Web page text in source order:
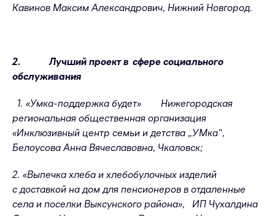
Кавинов Максим Александрович, Нижний Новгород.
2. Лучший проект в сфере социального
обслуживания
1. «Умка-поддержка будет» Нижегородская
региональная общественная организация
«Инклюзивный центр семьи и детства „УМка“,
Белоусова Анна Вячеславовна, Чкаловск;
2. «Выпечка хлеба и хлебобулочных изделий
с доставкой на дом для пенсионеров в отдаленные
села и поселки Выксунского района», ИП Чухалдина